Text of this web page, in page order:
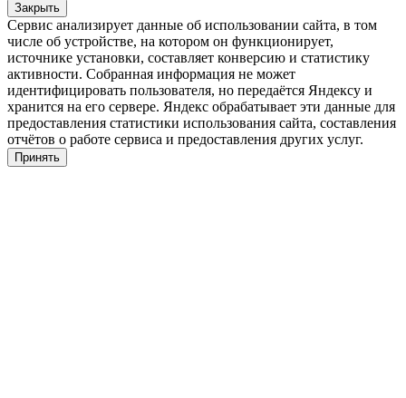
Закрыть
Сервис анализирует данные об использовании сайта, в том
числе об устройстве, на котором он функционирует,
источнике установки, составляет конверсию и статистику
активности. Собранная информация не может
идентифицировать пользователя, но передаётся Яндексу и
хранится на его сервере. Яндекс обрабатывает эти данные для
предоставления статистики использования сайта, составления
отчётов о работе сервиса и предоставления других услуг.
Принять